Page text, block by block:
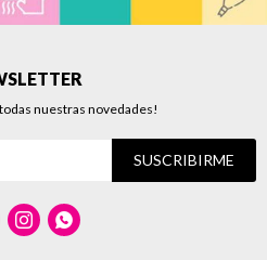
nuestras novedades!
SUSCRIBIRME
 